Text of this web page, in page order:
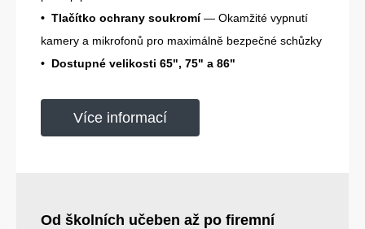
• Tlačítko ochrany soukromí— Okamžité vypnutí
kamery a mikrofonů pro maximálně bezpečné schůzky
• Dostupné velikosti 65", 75" a 86"
Více informací
Od školních učeben až po firemní